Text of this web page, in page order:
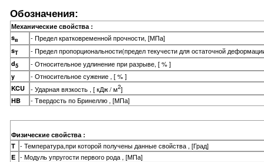
Обозначения:
Механические свойства :
sв - Предел кратковременной прочности, [МПа]
sT - Предел пропорциональности(предел текучести для остаточной
d5 - Относительное удлинение при разрыве, [ % ]
y - Относительное сужение , [ % ]
KCU - Ударная вязкость , [ кДж / м2]
HB - Твердость по Бринеллю , [МПа]
Физические свойства :
T - Температура,при которой получены данные свойства , [Град]
E - Модуль упругости первого рода , [МПа]